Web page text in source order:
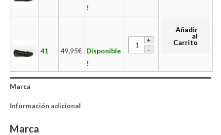
!
41 49,95€ Disponible
!
Añadir
al
Carrito
Marca
Información adicional
Marca